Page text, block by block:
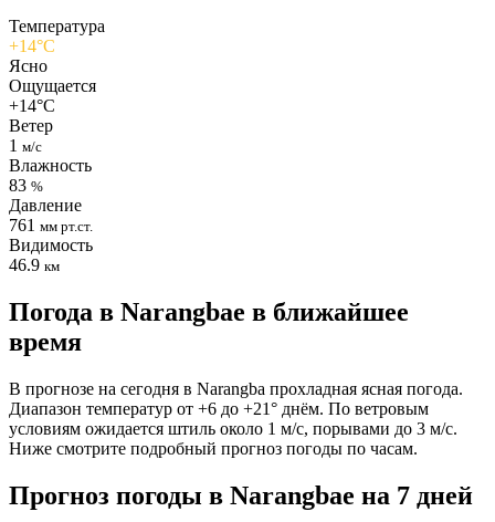
Температура
+14°C
Ясно
Ощущается
+14°C
Ветер
1 м/с
Влажность
83 %
Давление
761 мм рт.ст.
Видимость
46.9 км
Погода в Narangbaе в ближайшее
время
В прогнозе на сегодня в Narangba прохладная ясная погода.
Диапазон температур от +6 до +21° днём. По ветровым
условиям ожидается штиль около 1 м/с, порывами до 3 м/с.
Ниже смотрите подробный прогноз погоды по часам.
Прогноз погоды в Narangbaе на 7 дней